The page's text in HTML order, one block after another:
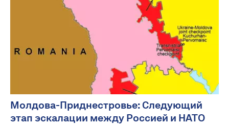
Молдова-Приднестровье: Следующий
этап эскалации между Россией и НАТО